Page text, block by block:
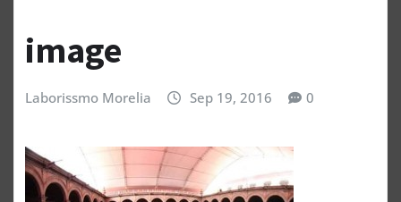
image
Laborissmo Morelia Sep 19, 2016 0